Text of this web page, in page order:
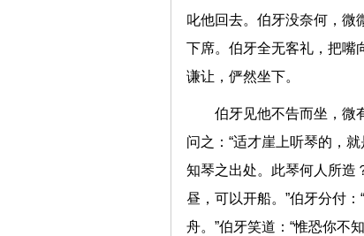
叱他回去。伯牙没奈何，微
下席。伯牙全无客礼，把嘴
谦让，俨然坐下。
伯牙见他不告而坐，微
问之：“适才崖上听琴的，
知琴之出处。此琴何人所造
昼，可以开船。”伯牙分付
舟。”伯牙笑道：“惟恐你不